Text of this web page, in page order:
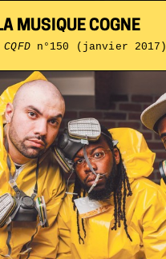
MUSIQUE COGNE
CQFDn°150 (janvier 2017)